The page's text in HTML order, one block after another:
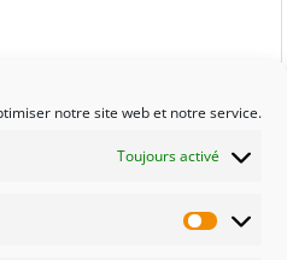
notre site web et notre service.
Toujours activé